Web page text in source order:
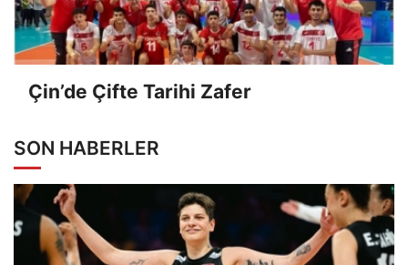
Çin’de Çifte Tarihi Zafer
SON HABERLER